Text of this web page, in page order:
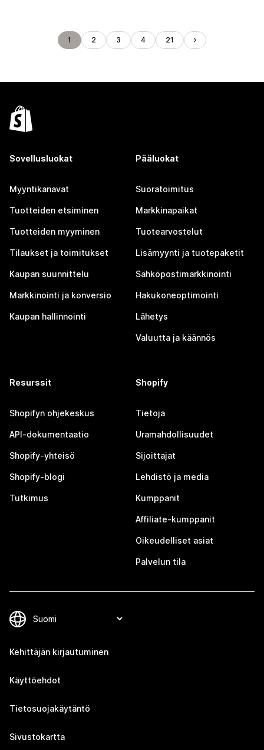
1 2 3 4 21
Sovellusluokat
Myyntikanavat
Tuotteiden etsiminen
Tuotteiden myyminen
Tilaukset ja toimitukset
Kaupan suunnittelu
Markkinointi ja konversio
Kaupan hallinnointi
Pääluokat
Suoratoimitus
Markkinapaikat
Tuotearvostelut
Lisämyynti ja tuotepaketit
Sähköpostimarkkinointi
Hakukoneoptimointi
Lähetys
Valuutta ja käännös
Resurssit
Shopifyn ohjekeskus
API-dokumentaatio
Shopify-yhteisö
Shopify-blogi
Tutkimus
Shopify
Tietoja
Uramahdollisuudet
Sijoittajat
Lehdistö ja media
Kumppanit
Affiliate-kumppanit
Oikeudelliset asiat
Palvelun tila
Kehittäjän kirjautuminen
Käyttöehdot
Tietosuojakäytäntö
Sivustokartta